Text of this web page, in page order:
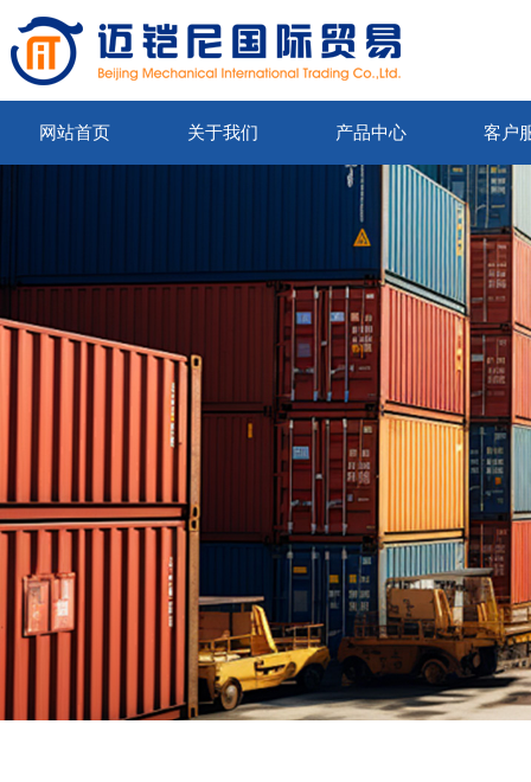
网站首页 关于我们 产品中心 客户